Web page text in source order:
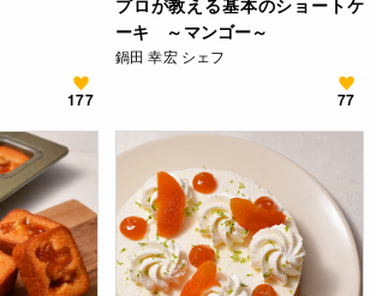
177
プロが教える基本のショートケ
ーキ ～マンゴー～
鍋田 幸宏 シェフ
77